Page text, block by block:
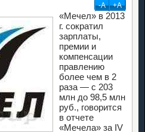
-А +А
«Мечел» в 2013
г. сократил
зарплаты,
премии и
компенсации
правлению
более чем в 2
раза — с 203
млн до 98,5 млн
руб., говорится
в отчете
«Мечела» за IV